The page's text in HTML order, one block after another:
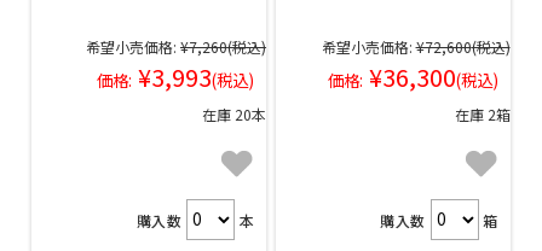
希望小売価格: ¥7,260(税込)
価格: ¥3,993(税込)
在庫 20本
購入数 本
希望小売価格: ¥72,600(税込)
価格: ¥36,300(税込)
在庫 2箱
購入数 箱